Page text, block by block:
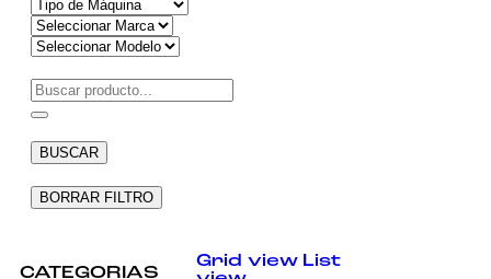
BUSCAR
BORRAR FILTRO
CATEGORIAS
Grid view List
Necesarias
Estas
cookies no
son
Son
necesarias